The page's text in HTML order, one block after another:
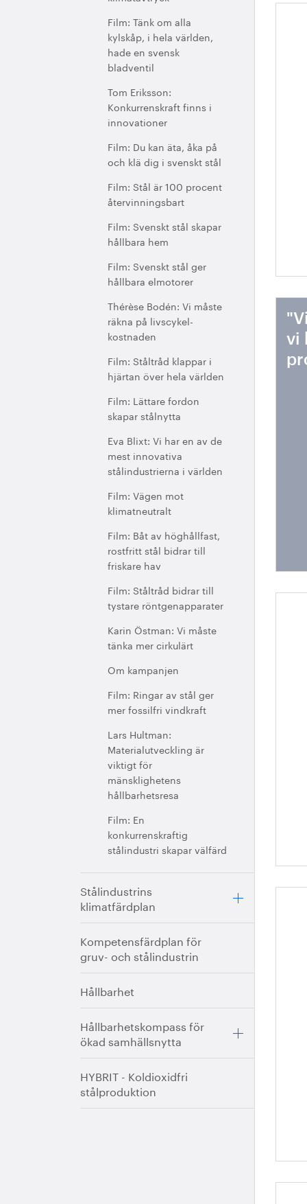
Film: Tänk om alla
kylskåp, i hela världen,
hade en svensk
bladventil
Tom Eriksson:
Konkurrenskraft finns i
innovationer
Film: Du kan äta, åka på
och klä dig i svenskt stål
Film: Stål är 100 procent
återvinningsbart
Film: Svenskt stål skapar
hållbara hem
Film: Svenskt stål ger
hållbara elmotorer
Thérèse Bodén: Vi måste
räkna på livscykel-
kostnaden
Film: Ståltråd klappar i
hjärtan över hela världen
Film: Lättare fordon
skapar stålnytta
Eva Blixt: Vi har en av de
mest innovativa
stålindustrierna i världen
Film: Vägen mot
klimatneutralt
Film: Båt av höghållfast,
rostfritt stål bidrar till
friskare hav
Film: Ståltråd bidrar till
tystare röntgenapparater
Karin Östman: Vi måste
tänka mer cirkulärt
Om kampanjen
Film: Ringar av stål ger
mer fossilfri vindkraft
Lars Hultman:
Materialutveckling är
viktigt för
mänsklighetens
hållbarhetsresa
Film: En
konkurrenskraftig
stålindustri skapar välfärd
Stålindustrins
klimatfärdplan
Kompetensfärdplan för
gruv- och stålindustrin
Hållbarhet
Hållbarhetskompass för
ökad samhällsnytta
HYBRIT - Koldioxidfri
stålproduktion
vi